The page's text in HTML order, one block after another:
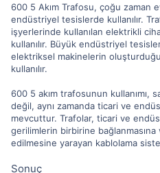
600 5 Akım Trafosu, çoğu zaman
endüstriyel tesislerde kullanılır.
işyerlerinde kullanılan elektrikli
kullanılır. Büyük endüstriyel
elektriksel makinelerin oluşturduğu
kullanılır.
600 5 akım trafosunun kullanımı,
değil, aynı zamanda ticari ve
mevcuttur. Trafolar, ticari ve
gerilimlerin birbirine bağlanmasına
edilmesine yarayan kablolama
Sonuç